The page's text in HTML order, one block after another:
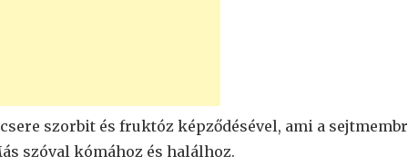
szorbit és fruktóz képződésével, ami a
szóval kómához és halálhoz.